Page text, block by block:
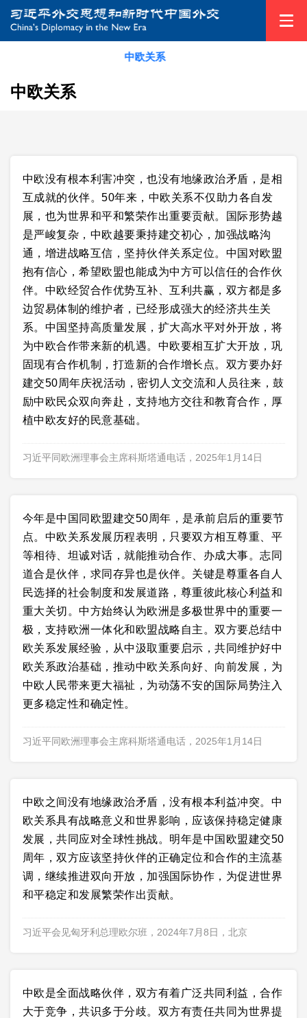
中欧关系
中欧关系
中欧没有根本利害冲突，也没有地缘政治矛盾，是相
互成就的伙伴。50年来，中欧关系不仅助力各自发
展，也为世界和平和繁荣作出重要贡献。国际形势越
是严峻复杂，中欧越要秉持建交初心，加强战略沟
通，增进战略互信，坚持伙伴关系定位。中国对欧盟
抱有信心，希望欧盟也能成为中方可以信任的合作伙
伴。中欧经贸合作优势互补、互利共赢，双方都是多
边贸易体制的维护者，已经形成强大的经济共生关
系。中国坚持高质量发展，扩大高水平对外开放，将
为中欧合作带来新的机遇。中欧要相互扩大开放，巩
固现有合作机制，打造新的合作增长点。双方要办好
建交50周年庆祝活动，密切人文交流和人员往来，鼓
励中欧民众双向奔赴，支持地方交往和教育合作，厚
植中欧友好的民意基础。
习近平同欧洲理事会主席科斯塔通电话，2025年1月14日
今年是中国同欧盟建交50周年，是承前启后的重要节
点。中欧关系发展历程表明，只要双方相互尊重、平
等相待、坦诚对话，就能推动合作、办成大事。志同
道合是伙伴，求同存异也是伙伴。关键是尊重各自人
民选择的社会制度和发展道路，尊重彼此核心利益和
重大关切。中方始终认为欧洲是多极世界中的重要一
极，支持欧洲一体化和欧盟战略自主。双方要总结中
欧关系发展经验，从中汲取重要启示，共同维护好中
欧关系政治基础，推动中欧关系向好、向前发展，为
中欧人民带来更大福祉，为动荡不安的国际局势注入
更多稳定性和确定性。
习近平同欧洲理事会主席科斯塔通电话，2025年1月14日
中欧之间没有地缘政治矛盾，没有根本利益冲突。中
欧关系具有战略意义和世界影响，应该保持稳定健康
发展，共同应对全球性挑战。明年是中国欧盟建交50
周年，双方应该坚持伙伴的正确定位和合作的主流基
调，继续推进双向开放，加强国际协作，为促进世界
和平稳定和发展繁荣作出贡献。
习近平会见匈牙利总理欧尔班，2024年7月8日，北京
中欧是全面战略伙伴，双方有着广泛共同利益，合作
大于竞争，共识多于分歧。双方有责任共同为世界提